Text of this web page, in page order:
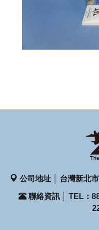
公司地址 │ 台灣新北
聯絡資訊 │ TEL：